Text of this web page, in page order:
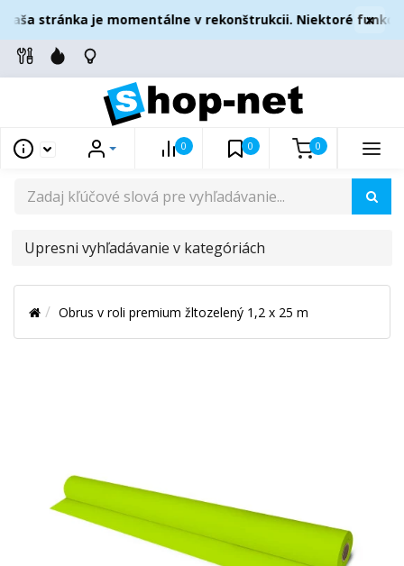
stránka je momentálne v rekonštrukcii. Niektoré ×
0 0 0
UPRESNI
V
KATEGÓRIÁCH
Obrus v roli premium žltozelený 1,2 x 25 m